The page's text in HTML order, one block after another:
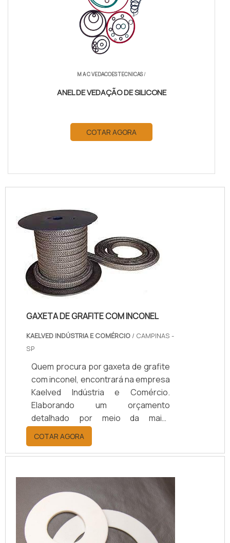
M A C VEDACOES TECNICAS/
ANEL DE VEDAÇÃO DE SILICONE
COTAR AGORA
GAXETA DE GRAFITE COM INCONEL
KAELVED INDÚSTRIA E COMÉRCIO / CAMPINAS -
SP
Quem procura por gaxeta de grafite
com inconel, encontrará na empresa
Kaelved Indústria e Comércio.
Elaborando um orçamento
detalhado por meio da maior
empresa da área e conhecendo a
maior referência de qualidade da
área de atuação.MAIS
GRAFITE COM INCONELQuem quer
encontrar gaxeta de grafite com
inconel em uma empresa
comprometida com seus serviços,
depara com a Kaelved Indústria e
COTAR AGORA